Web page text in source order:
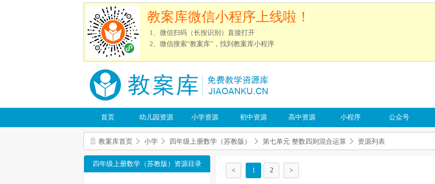
教案库微信小程序上线啦！
1、微信扫码（长按识别）直接打开
2、微信搜索“教案库”，找到教案库小程序
首页 幼儿园资源 小学资源 初中资源 高中资源 小程序 公众号
教案库首页 小学 四年级上册数学（苏教版） 第七单元 整数四则混合运算 资源列表
四年级上册数学（苏教版）资源目录
< 1 2 >